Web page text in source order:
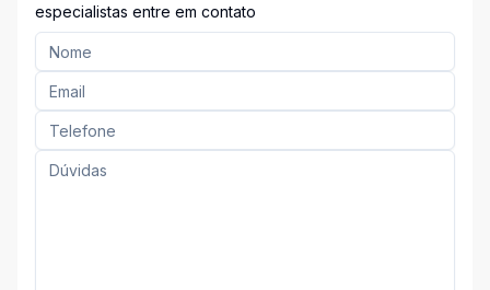
especialistas entre em contato